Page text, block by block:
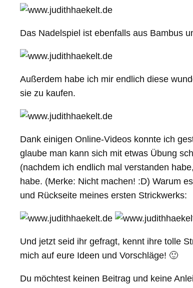
Das Nadelspiel ist ebenfalls aus Bambus
Außerdem habe ich mir endlich diese
sie zu kaufen.
Dank einigen Online-Videos konnte ich
glaube man kann sich mit etwas Übung
(nachdem ich endlich mal verstanden
habe. (Merke: Nicht machen! :D) Warum
und Rückseite meines ersten Strickwerks:
Und jetzt seid ihr gefragt, kennt ihre tolle
mich auf eure Ideen und Vorschläge! 🙂
Du möchtest keinen Beitrag und keine